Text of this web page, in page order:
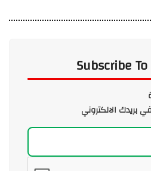
Subscribe
بريدك الالكتروني